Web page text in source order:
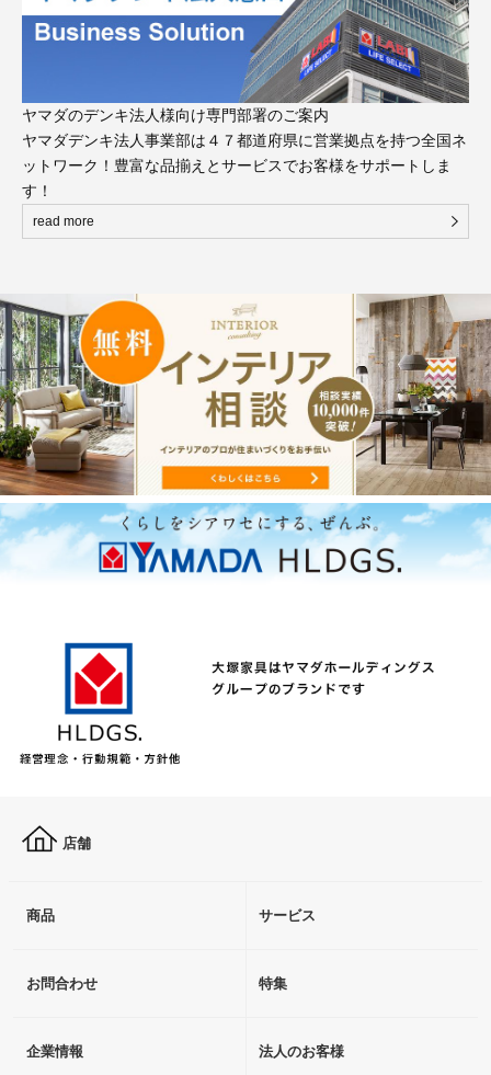
ヤマダのデンキ法人様向け専門部署のご案内
ヤマダデンキ法人事業部は４７都道府県に営業拠点を持つ全国ネ
ットワーク！豊富な品揃えとサービスでお客様をサポートしま
す！
read more
店舗
商品 サービス
お問合わせ 特集
企業情報 法人のお客様